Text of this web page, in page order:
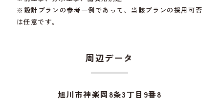
※設計プランの参考一例であって、当該プランの採用可否
は任意です。
周辺データ
旭川市神楽岡8条3丁目9番8